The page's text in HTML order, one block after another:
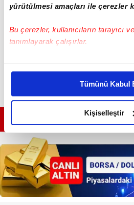
yürütülmesi amaçları ile çerezler
Bu çerezler, kullanıcıların tarayıcı
tanımlayarak çalışırlar.
Bu çerezlere izin vermeniz halinde
daha iyi reklam deneyimi
amacımızın size daha iyi bir
olduğunu ve sizlere en iyi içerikleri
elimizden gelen çabayı
reklamların maliyetlerimizi
kalemimiz olduğunu sizlere
Her halükârda, kullanıcılar, bu
takdirde, kullanıcılara hedefli
gösterilmeyecektir."
Tümünü Kabul
Kişiselleştir
GÜNÜN EN ÖNEMLİ